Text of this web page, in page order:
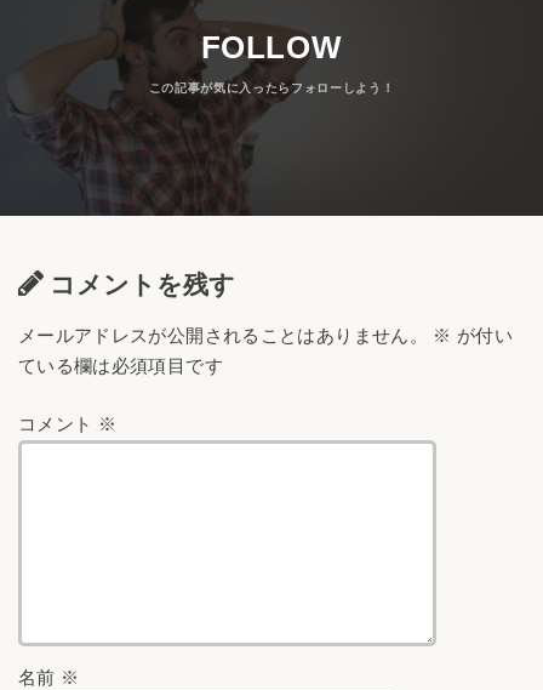
FOLLOW
コメントを残す
メールアドレスが公開されることはありません。 ※ が付い
ている欄は必須項目です
コメント ※
名前 ※